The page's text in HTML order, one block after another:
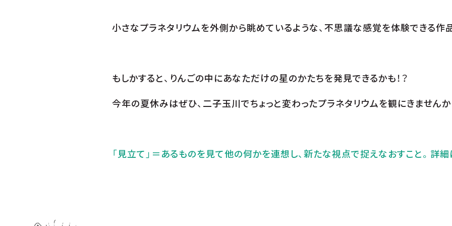
小さなプラネタリウムを外側から眺めているような、不思議な感覚を体験できる作
もしかすると、りんごの中にあなただけの星のかたちを発見できるかも！？
今年の夏休みはぜひ、二子玉川でちょっと変わったプラネタリウムを観にきませんか
「見立て」＝あるものを見て他の何かを連想し、新たな視点で捉えなおすこと。詳